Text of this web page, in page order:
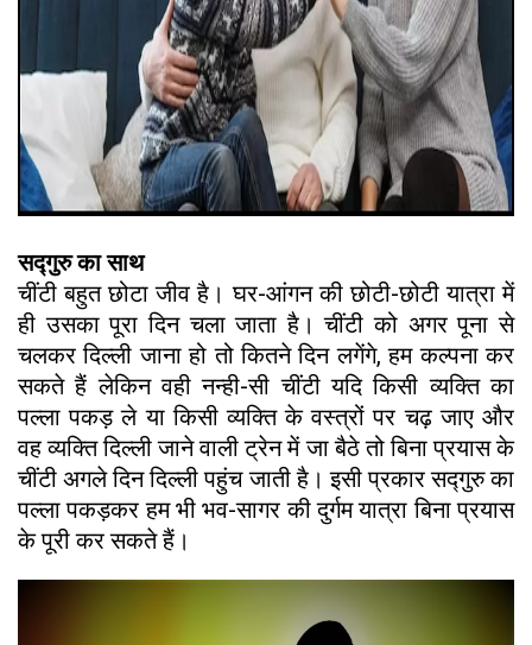
सद्गुरु का साथ
चींटी बहुत छोटा जीव है। घर-आंगन की छोटी-छोटी यात्रा में
ही उसका पूरा दिन चला जाता है। चींटी को अगर पूना से
चलकर दिल्ली जाना हो तो कितने दिन लगेंगे, हम कल्पना कर
सकते हैं लेकिन वही नन्ही-सी चींटी यदि किसी व्यक्ति का
पल्ला पकड़ ले या किसी व्यक्ति के वस्त्रों पर चढ़ जाए और
वह व्यक्ति दिल्ली जाने वाली ट्रेन में जा बैठे तो बिना प्रयास के
चींटी अगले दिन दिल्ली पहुंच जाती है। इसी प्रकार सद्गुरु का
पल्ला पकड़कर हम भी भव-सागर की दुर्गम यात्रा बिना प्रयास
के पूरी कर सकते हैं।